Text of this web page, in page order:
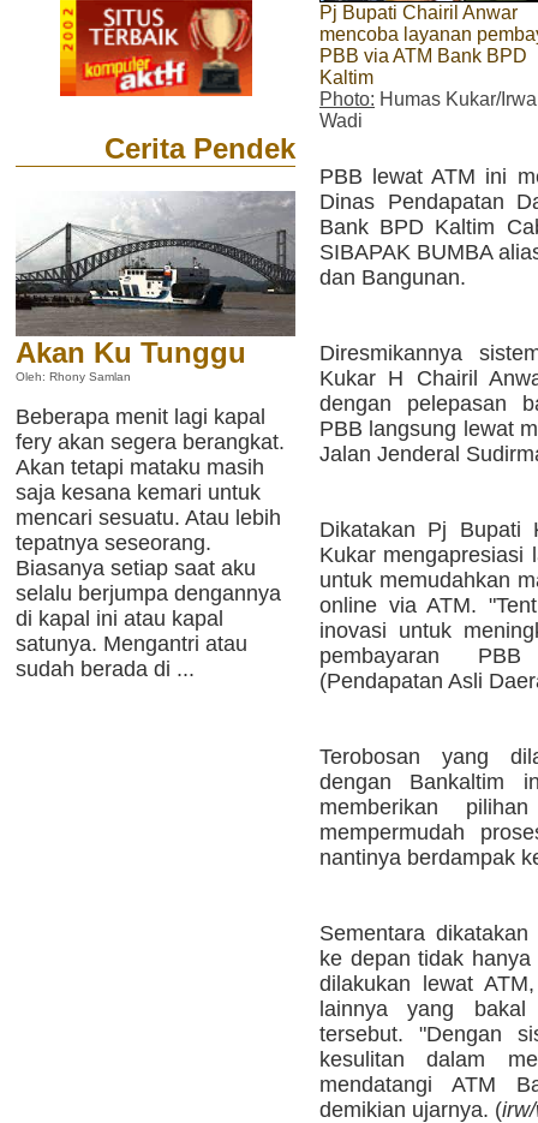
Cerita Pendek
Akan Ku Tunggu
Oleh: Rhony Samlan
Beberapa menit lagi kapal
fery akan segera berangkat.
Akan tetapi mataku masih
saja kesana kemari untuk
mencari sesuatu. Atau lebih
tepatnya seseorang.
Biasanya setiap saat aku
selalu berjumpa dengannya
di kapal ini atau kapal
satunya. Mengantri atau
sudah berada di ...
Pj Bupati Chairil Anwar
mencoba layanan
PBB via ATM Bank BPD
Kaltim
Photo: Humas Kukar/
Wadi
PBB lewat ATM ini
Dinas Pendapatan
Bank BPD Kaltim
SIBAPAK BUMBA
dan Bangunan.
Diresmikannya
Kukar H Chairil
dengan pelepasan
PBB langsung lewat
Jalan Jenderal
Dikatakan Pj Bupati
Kukar mengapresiasi
untuk memudahkan
online via ATM.
inovasi untuk
pembayaran
(Pendapatan Asli
Terobosan yang
dengan Bankaltim
memberikan
mempermudah
nantinya berdampak
Sementara
ke depan tidak
dilakukan lewat
lainnya yang bakal
tersebut. "Dengan
kesulitan dalam
mendatangi ATM
demikian ujarnya. (